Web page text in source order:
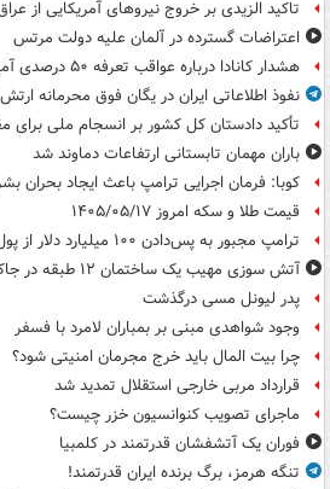
تاکید الزیدی بر خروج نیروهای آمریکایی از
اعتراضات گسترده در آلمان علیه دولت مرتس
هشدار کانادا درباره عواقب تعرفه ۵۰ درصدی آمریکا
نفوذ اطلاعاتی ایران در یگان فوق محرمانه
تأکید دادستان کل کشور بر انسجام ملی برای
باران مهمان تابستانی ارتفاعات دماوند شد
کوبا: فرمان اجرایی ترامپ باعث ایجاد بحران
قیمت طلا و سکه امروز ۱۴۰۵/۰۵/۱۷
ترامپ مجبور به پس‌دادن ۱۰۰ میلیارد دلار از پول تعرفه‌ها شد
آتش سوزی مهیب یک ساختمان ۱۲ طبقه در جاکارتا
پدر لیونل مسی درگذشت
وجود شواهدی مبنی بر بمباران لامرد با فسفر
چرا بیت المال باید خرج مجرمان امنیتی شود؟
قرارداد مربی خارجی استقلال تمدید شد
ماجرای تصویب کنوانسیون خزر چیست؟
فوران یک آتشفشان قدرتمند در کلمبیا
تنگه هرمز، برگ برنده ایران قدرتمند!